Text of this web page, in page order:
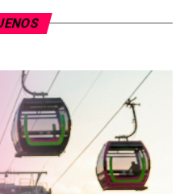
el galardón busca poner en
la sustentabilidad de la
la entidad alberga áreas
tales como la Reserva
Monarca, zonas forestales
se encuentran los lagos